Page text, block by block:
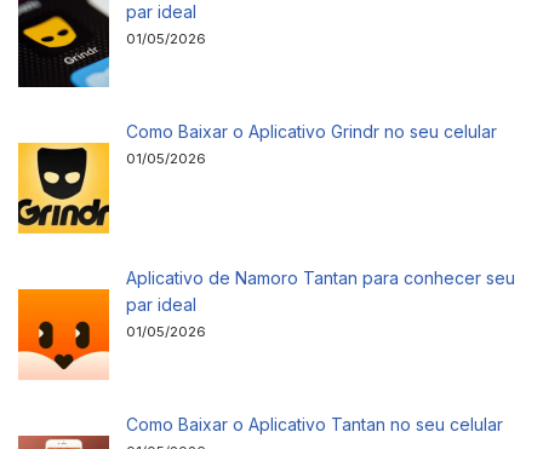
par ideal
01/05/2026
Como Baixar o Aplicativo Grindr no seu celular
01/05/2026
Aplicativo de Namoro Tantan para conhecer seu
par ideal
01/05/2026
Como Baixar o Aplicativo Tantan no seu celular